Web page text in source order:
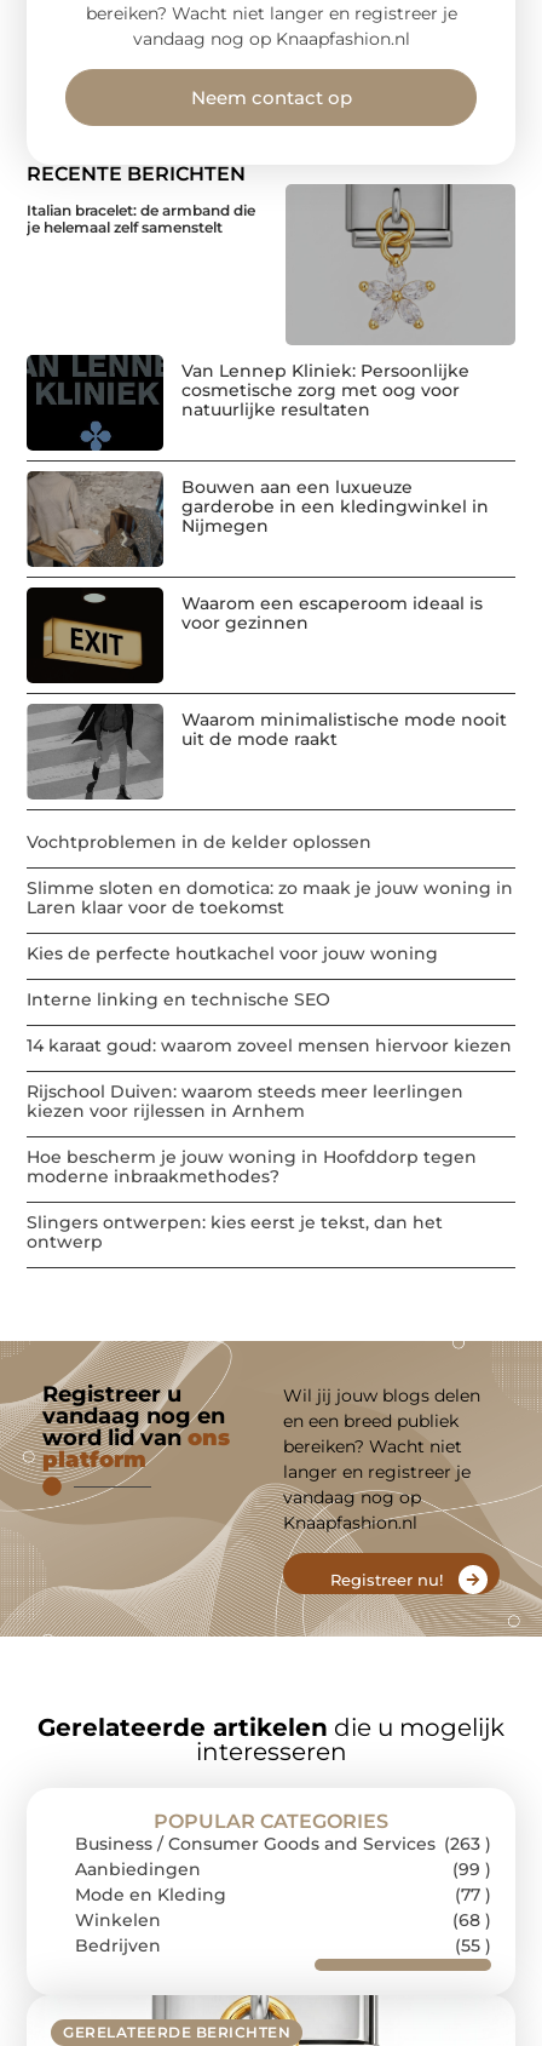
RECENTE BERICHTEN
Italian bracelet: de armband die
je helemaal zelf samenstelt
Van Lennep Kliniek: Persoonlijke
cosmetische zorg met oog voor
natuurlijke resultaten
Bouwen aan een luxueuze
garderobe in een kledingwinkel in
Nijmegen
Waarom een escaperoom ideaal is
voor gezinnen
Waarom minimalistische mode nooit
uit de mode raakt
Vochtproblemen in de kelder oplossen
Slimme sloten en domotica: zo maak je jouw woning in
Laren klaar voor de toekomst
Kies de perfecte houtkachel voor jouw woning
Interne linking en technische SEO
14 karaat goud: waarom zoveel mensen hiervoor kiezen
Rijschool Duiven: waarom steeds meer leerlingen
kiezen voor rijlessen in Arnhem
Hoe bescherm je jouw woning in Hoofddorp tegen
moderne inbraakmethodes?
Slingers ontwerpen: kies eerst je tekst, dan het
ontwerp
bereiken? Wacht niet langer en registreer je
vandaag nog op Knaapfashion.nl
Neem contact op
Registreer u
vandaag nog en
word lid vanons
platform
Wil jij jouw blogs delen
en een breed publiek
bereiken? Wacht niet
langer en registreer je
vandaag nog op
Knaapfashion.nl
Registreer nu!
Gerelateerde artikelen die u mogelijk
interesseren
GERELATEERDE BERICHTEN
POPULAR CATEGORIES
Business / Consumer Goods and Services (263 )
Aanbiedingen
(99 )
Mode en Kleding
(77 )
Winkelen
(68 )
Bedrijven
(55 )